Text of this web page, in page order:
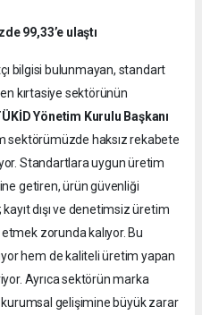
99,33’e ulaştı
bilgisi bulunmayan, standart
kırtasiye sektörünün
Yönetim Kurulu Başkanı
sektörümüzde haksız rekabete
Standartlara uygun üretim
getiren, ürün güvenliği
dışı ve denetimsiz üretim
zorunda kalıyor. Bu
hem de kaliteli üretim yapan
Ayrıca sektörün marka
kurumsal gelişimine büyük zarar